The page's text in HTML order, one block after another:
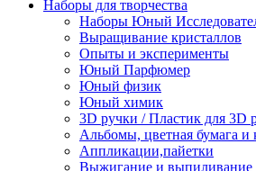
Наборы для творчества
Наборы Юный
Выращивание кристаллов
Опыты и эксперименты
Юный Парфюмер
Юный физик
Юный химик
3D ручки / Пластик для 3D
Альбомы, цветная бумага и
Аппликации,пайетки
Выжигание и выпиливание